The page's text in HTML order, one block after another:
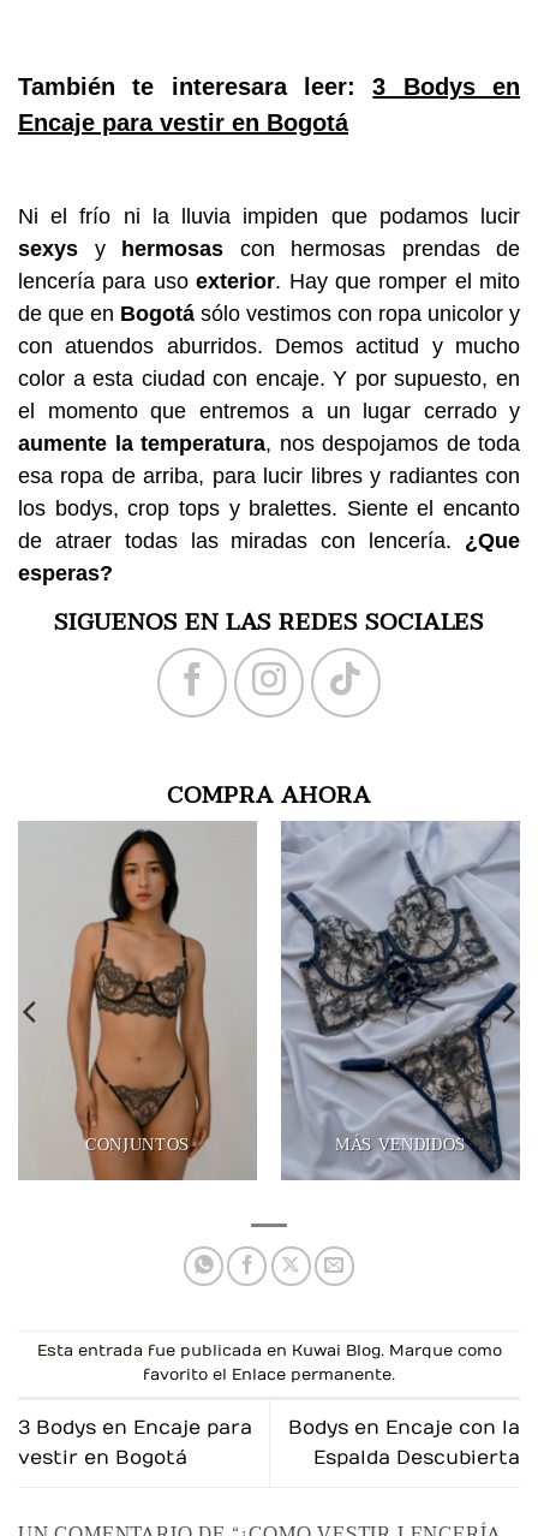
También te interesara leer:3 Bodys en
Encaje para vestir en Bogotá
Ni el frío ni la lluvia impiden que podamos lucir
sexys y hermosas con hermosas prendas de
lencería para usoexterior. Hay que romper el mito
de que en Bogotá sólo vestimos con ropa unicolor y
con atuendos aburridos. Demos actitud y mucho
color a esta ciudad con encaje. Y por supuesto, en
el momento que entremos a un lugar cerrado y
aumente la temperatura, nos despojamos de toda
esa ropa de arriba, para lucir libres y radiantes con
los bodys, crop tops y bralettes. Siente el encanto
de atraer todas las miradas con lencería. ¿Que
esperas?
SIGUENOS EN LAS REDES SOCIALES
COMPRA AHORA
CONJUNTOS MÁS VENDIDOS
Esta entrada fue publicada en Kuwai Blog. Marque como
favorito el Enlace permanente.
3 Bodys en Encaje para
vestir en Bogotá
Bodys en Encaje con la
Espalda Descubierta